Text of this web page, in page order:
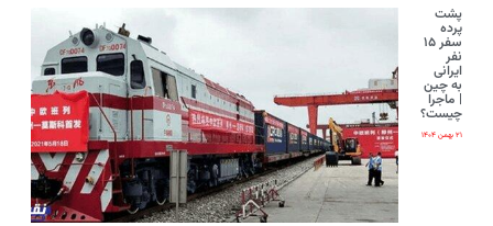
پشت
پرده
سفر ۱۵
نفر
ایرانی‌
به چین
| ماجرا
چیست؟
۲۱ بهمن ۱۴۰۴